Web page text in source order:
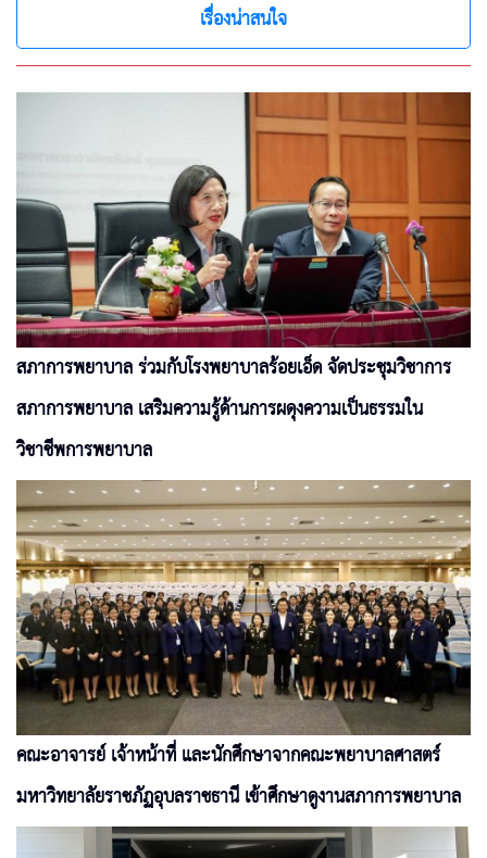
เรื่องน่าสนใจ
สภาการพยาบาล ร่วมกับโรงพยาบาลร้อยเอ็ด จัดประชุมวิชาการ
สภาการพยาบาล เสริมความรู้ด้านการผดุงความเป็นธรรมใน
วิชาชีพการพยาบาล
คณะอาจารย์ เจ้าหน้าที่ และนักศึกษาจากคณะพยาบาลศาสตร์
มหาวิทยาลัยราชภัฏอุบลราชธานี เข้าศึกษาดูงานสภาการพยาบาล